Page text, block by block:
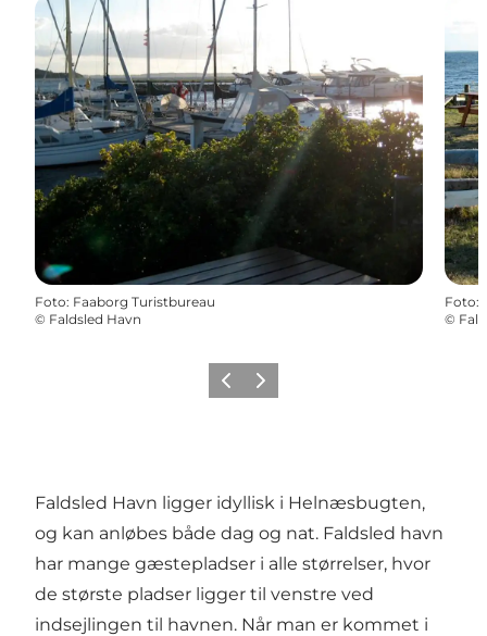
Foto: Faaborg Turistbureau
© Faldsled Havn
Foto:
©
ForrigeNæste
Faldsled Havn ligger idyllisk i Helnæsbugten,
og kan anløbes både dag og nat. Faldsled havn
har mange gæstepladser i alle størrelser, hvor
de største pladser ligger til venstre ved
indsejlingen til havnen. Når man er kommet i